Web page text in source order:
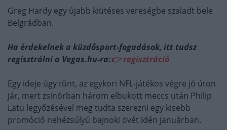
Greg Hardy egy újabb kiütéses vereségbe szaladt bele
Belgrádban.
Ha érdekelnek a küzdősport-fogadások, itt tudsz
regisztrálni a Vegas.hu-ra:👉 regisztráció
Egy ideje úgy tűnt, az egykori NFL-játékos végre jó úton
jár, mert zsinórban három elbukott meccs után Philip
Latu legyőzésével meg tudta szerezni egy kisebb
promóció nehézsúlyú bajnoki övét idén januárban.